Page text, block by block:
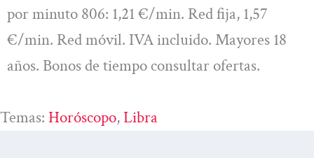
por minuto 806: 1,21 €/min. Red fija, 1,57
€/min. Red móvil. IVA incluido. Mayores 18
años. Bonos de tiempo consultar ofertas.
Temas: Horóscopo, Libra